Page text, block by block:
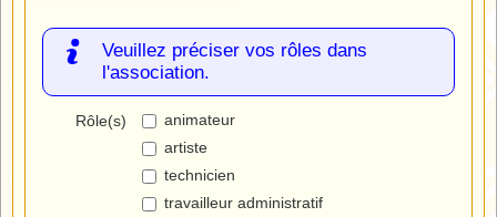
Veuillez préciser vos rôles dans
l'association.
Rôle(s)
animateur
artiste
technicien
travailleur administratif